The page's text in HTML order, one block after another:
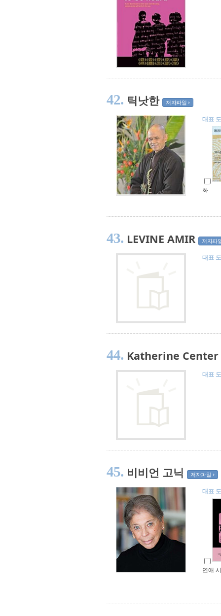
42. 틱낫한 저자파일
대표
화
43. LEVINE AMIR 저자파
대표
44. Katherine Center
대표
45. 비비언 고닉 저자파일
대표
연애